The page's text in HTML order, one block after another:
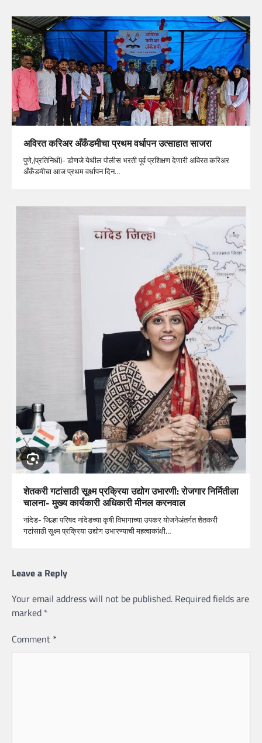
अविरत करिअर अँकँडमीचा प्रथम वर्धापन उत्साहात साजरा
पुणे,(प्रतिनिधी)- डोणजे येथील पोलीस भरती पूर्व प्रशिक्षण देणारी अविरत करिअर
अँकँडमीचा आज प्रथम वर्धापन दिन…
शेतकरी गटांसाठी सूक्ष्म प्रक्रिया उद्योग उभारणी: रोजगार निर्मितीला
चालना- मुख्य कार्यकारी अधिकारी मीनल करनवाल
नांदेड- जिल्हा परिषद नांदेडच्या कृषी विभागाच्या उपकर योजनेअंतर्गत शेतकरी
गटांसाठी सूक्ष्म प्रक्रिया उद्योग उभारण्याची महत्‍वाकांक्षी…
Leave a Reply
Your email address will not be published. Required fields are
marked *
Comment *